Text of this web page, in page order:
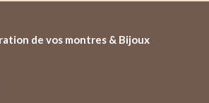
de vos montres & Bijoux